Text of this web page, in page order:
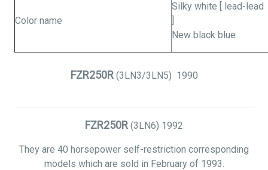
Color name
Silky white [ lead-lead
]
New black blue
FZR250R (3LN3/3LN5) 1990
FZR250R (3LN6) 1992
They are 40 horsepower self-restriction corresponding
models which are sold in February of 1993.